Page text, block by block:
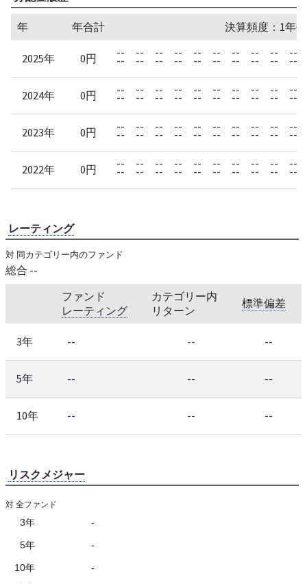
年 年合計 決算頻度：1年
2025年 0円 --
--
--
--
--
--
--
--
--
--
--
--
--
--
--
--
--
--
--
--
2024年 0円 --
--
--
--
--
--
--
--
--
--
--
--
--
--
--
--
--
--
--
--
2023年 0円 --
--
--
--
--
--
--
--
--
--
--
--
--
--
--
--
--
--
--
--
2022年 0円 --
--
--
--
--
--
--
--
--
--
--
--
--
--
--
--
--
--
--
--
レーティング
対 同カテゴリー内のファンド
総合 --
ファンド
レーティング
カテゴリー内
リターン
標準偏差
3年 -- -- --
5年 -- -- --
10年 -- -- --
リスクメジャー
対 全ファンド
3年 -
5年 -
10年 -